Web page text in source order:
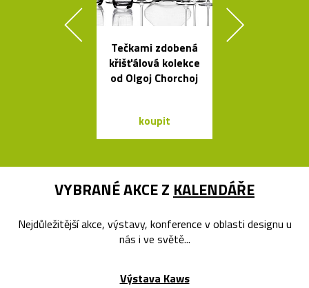
Tečkami zdobená
křišťálová kolekce
od Olgoj Chorchoj
koupit
VYBRANÉ AKCE Z KALENDÁŘE
Nejdůležitější akce, výstavy, konference v oblasti designu u
nás i ve světě...
Výstava Kaws